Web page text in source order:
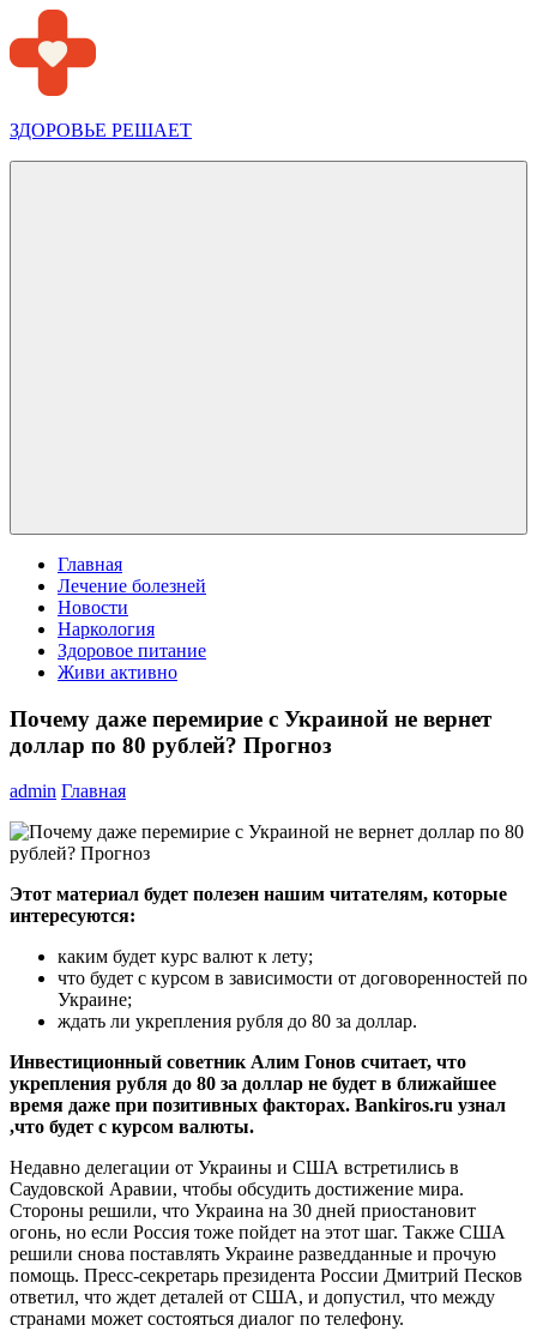
Перейти
к
содержимому
ЗДОРОВЬЕ РЕШАЕТ
Главная
Лечение болезней
Новости
Наркология
Здоровое питание
Живи активно
Почему даже перемирие с Украиной не вернет
доллар по 80 рублей? Прогноз
admin Главная
Этот материал будет полезен нашим читателям, которые
интересуются:
каким будет курс валют к лету;
что будет с курсом в зависимости от договоренностей по
Украине;
ждать ли укрепления рубля до 80 за доллар.
Инвестиционный советник Алим Гонов считает, что
укрепления рубля до 80 за доллар не будет в ближайшее
время даже при позитивных факторах. Bankiros.ru узнал
,что будет с курсом валюты.
Недавно делегации от Украины и США встретились в
Саудовской Аравии, чтобы обсудить достижение мира.
Стороны решили, что Украина на 30 дней приостановит
огонь, но если Россия тоже пойдет на этот шаг. Также США
решили снова поставлять Украине разведданные и прочую
помощь. Пресс-секретарь президента России Дмитрий Песков
ответил, что ждет деталей от США, и допустил, что между
странами может состояться диалог по телефону.